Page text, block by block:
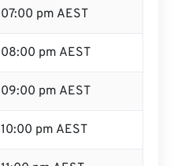
07:00 pm AEST
08:00 pm AEST
09:00 pm AEST
10:00 pm AEST